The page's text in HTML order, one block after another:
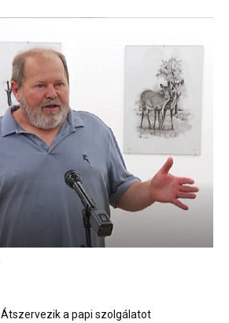
Átszervezik a papi szolgálatot